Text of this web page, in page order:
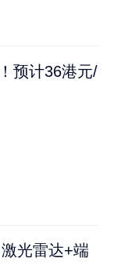
预计36港元/
光雷达+端